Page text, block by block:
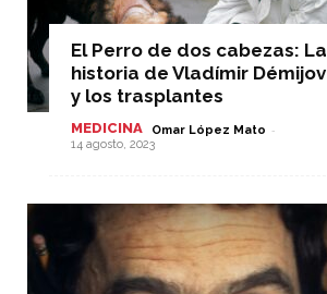
El Perro de dos cabezas: La
historia de Vladímir Démijov
y los trasplantes
MEDICINA Omar López Mato -
14 agosto, 2023